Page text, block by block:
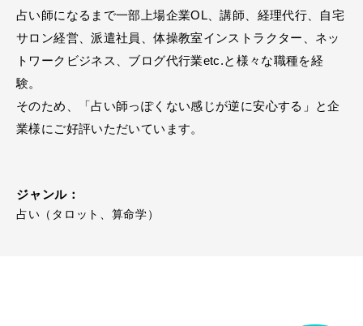
占い師になるまで一部上場企業OL、講師、経理代行、自宅
サロン経営、派遣社員、体操教室インストラクター、ネッ
トワークビジネス、ブログ代行業etc.と様々な職種を経
験。
そのため、「占い師っぽくない感じが逆に安心する」と企
業様にご好評いただいています。
ジャンル：
占い（タロット、算命学）